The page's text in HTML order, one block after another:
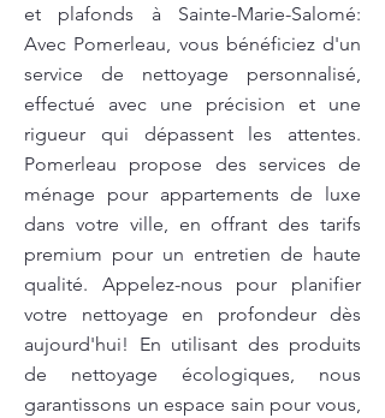
et plafonds à Sainte-Marie-Salomé:
Avec Pomerleau, vous bénéficiez d'un
service de nettoyage personnalisé,
effectué avec une précision et une
rigueur qui dépassent les attentes.
Pomerleau propose des services de
ménage pour appartements de luxe
dans votre ville, en offrant des tarifs
premium pour un entretien de haute
qualité. Appelez-nous pour planifier
votre nettoyage en profondeur dès
aujourd'hui! En utilisant des produits
de nettoyage écologiques, nous
garantissons un espace sain pour vous,